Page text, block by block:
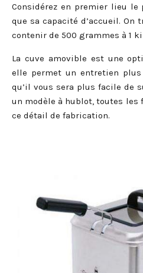
Considérez en premier lieu
que sa capacité d’accueil. On
contenir de 500 grammes à 1
La cuve amovible est une
elle permet un entretien
qu’il vous sera plus facile de
un modèle à hublot, toutes les
ce détail de fabrication.